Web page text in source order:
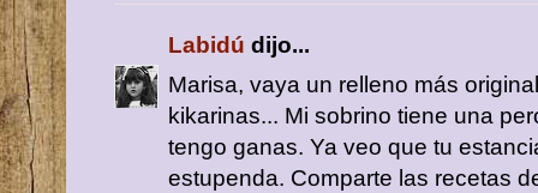
Labidú dijo...
Marisa, vaya un relleno más
kikarinas... Mi sobrino tiene una
tengo ganas. Ya veo que tu
estupenda. Comparte las recetas